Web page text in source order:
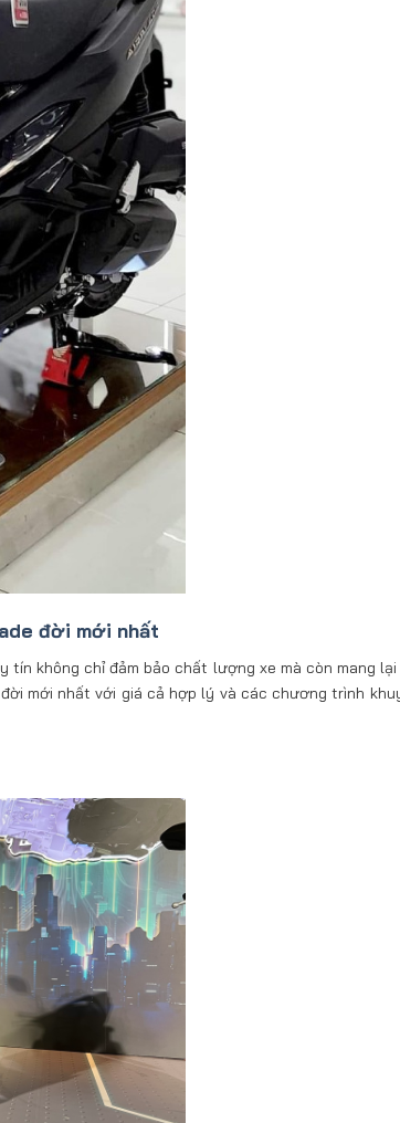
đời mới nhất
tín không chỉ đảm bảo chất lượng xe mà còn mang
mới nhất với giá cả hợp lý và các chương trình